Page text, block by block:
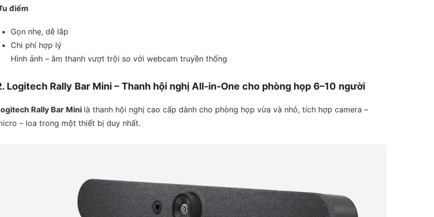
điểm
Gọn nhẹ, dễ lắp
Chi phí hợp lý
Hình ảnh – âm thanh vượt trội so với webcam truyền thống
Logitech Rally Bar Mini – Thanh hội nghị All-in-One cho phòng họp 6–10 người
Rally Bar Mini là thanh hội nghị cao cấp dành cho phòng họp vừa và nhỏ, tích hợp camera –
– loa trong một thiết bị duy nhất.